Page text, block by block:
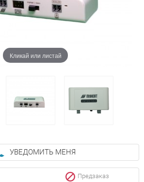
Кликай или листай
УВЕДОМИТЬ МЕНЯ
Предзаказ